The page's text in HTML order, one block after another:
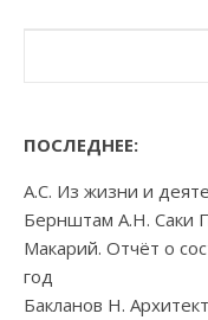
ПОСЛЕДНЕЕ:
А.С. Из жизни и
Бернштам А.Н. Саки
Макарий. Отчёт о
год
Бакланов Н.